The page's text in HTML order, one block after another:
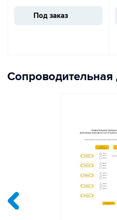
Под заказ
Сопроводительная